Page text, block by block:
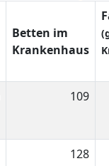
Betten im
Krankenhaus
109
128